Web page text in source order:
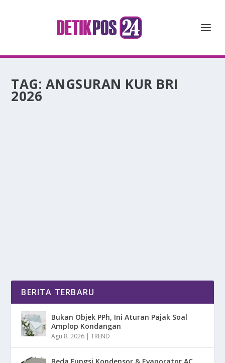
TAG: ANGSURAN KUR BRI
2026
BERITA TERBARU
Bukan Objek PPh, Ini Aturan Pajak Soal
Amplop Kondangan
Agu 8, 2026 |TREND